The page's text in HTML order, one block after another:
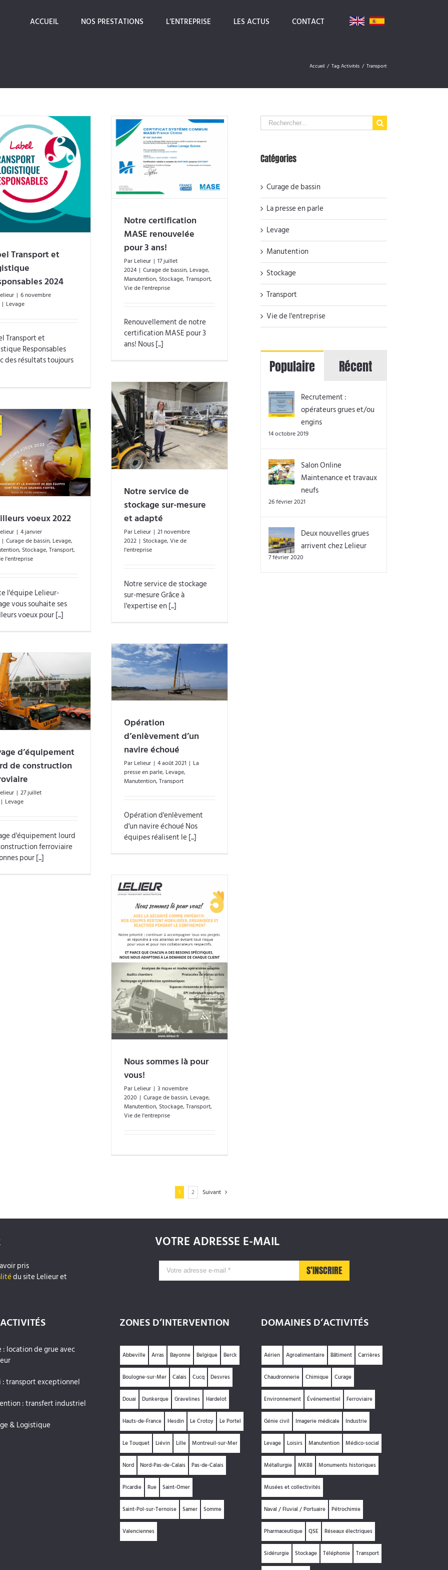
ACCUEIL NOS PRESTATIONS L’ENTREPRISE LES ACTUS CONTACT
Accueil / Tag:Activités / Transport
Transport et
2024
| 6 novembre
| Levage
Transport et
Responsables
des résultats toujours
Notre certification MASE
renouvelée pour 3 ans!
Notre certification
MASE renouvelée
pour 3 ans!
Par Lelieur | 17 juillet
2024 | Curage de bassin, Levage,
Manutention, Stockage, Transport,
Vie de l'entreprise
Renouvellement de notre
certification MASE pour 3
ans! Nous [...]
Notre service de stockage
sur-mesure et adapté
Notre service de
stockage sur-mesure
et adapté
Par Lelieur | 21 novembre
2022 | Stockage, Vie de
l'entreprise
Notre service de stockage
sur-mesure Grâce à
l'expertise en [...]
voeux 2022
| 4 janvier
| Curage de bassin, Levage,
, Stockage, Transport,
l'entreprise
l'équipe Lelieur-
vous souhaite ses
voeux pour [...]
Opération d’enlèvement d’un
navire échoué
Opération
d’enlèvement d’un
navire échoué
Par Lelieur | 4 août 2021 | La
presse en parle, Levage,
Manutention, Transport
Opération d'enlèvement
d'un navire échoué Nos
équipes réalisent le [...]
d’équipement
de construction
| 27 juillet
| Levage
d'équipement lourd
ferroviaire
pour [...]
Nous sommes là pour
vous!
Par Lelieur | 3 novembre
2020 | Curage de bassin, Levage,
Manutention, Stockage, Transport,
Vie de l'entreprise
1 2 Suivant
Search
for:
Catégories
Curage de bassin
La presse en parle
Levage
Manutention
Stockage
Transport
Vie de l'entreprise
Populaire Récent
Recrutement :
opérateurs grues et/ou
engins
14 octobre 2019
Salon Online
Maintenance et travaux
neufs
26 février 2021
Deux nouvelles grues
arrivent chez Lelieur
7 février 2020
VOTRE ADRESSE E-MAIL
pris
du site Lelieur et
: location de grue avec
: transport exceptionnel
: transfert industriel
& Logistique
ZONES D’INTERVENTION
Abbeville Arras Bayonne Belgique Berck
Boulogne-sur-Mer Calais Cucq Desvres
Douai Dunkerque Gravelines Hardelot
Hauts-de-France Hesdin Le Crotoy Le Portel
Le Touquet Liévin Lille Montreuil-sur-Mer
Nord Nord-Pas-de-Calais Pas-de-Calais
Picardie Rue Saint-Omer
Saint-Pol-sur-Ternoise Samer Somme
Valenciennes
DOMAINES D’ACTIVITÉS
Aérien Agroalimentaire Bâtiment Carrières
Chaudronnerie Chimique Curage
Environnement Événementiel Ferroviaire
Génie civil Imagerie médicale Industrie
Levage Loisirs Manutention Médico-social
Métallurgie MK88 Monuments historiques
Musées et collectivités
Naval / Fluvial / Portuaire Pétrochimie
Pharmaceutique QSE Réseaux électriques
Sidérurgie Stockage Téléphonie Transport